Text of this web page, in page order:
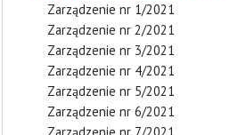
Zarządzenie nr 1/2021
Zarządzenie nr 2/2021
Zarządzenie nr 3/2021
Zarządzenie nr 4/2021
Zarządzenie nr 5/2021
Zarządzenie nr 6/2021